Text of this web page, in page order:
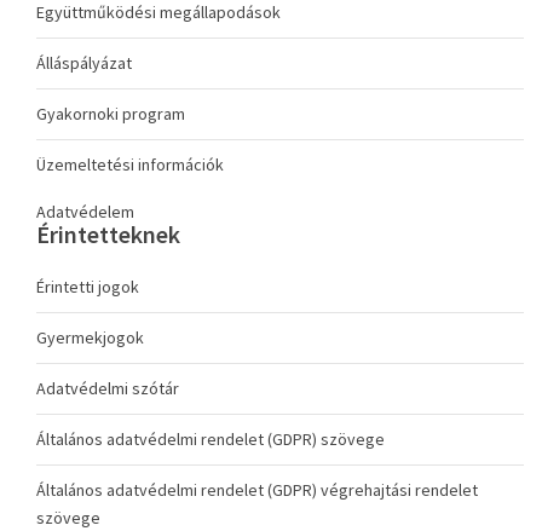
Együttműködési megállapodások
Álláspályázat
Gyakornoki program
Üzemeltetési információk
Adatvédelem
Érintetteknek
Érintetti jogok
Gyermekjogok
Adatvédelmi szótár
Általános adatvédelmi rendelet (GDPR) szövege
Általános adatvédelmi rendelet (GDPR) végrehajtási rendelet
szövege